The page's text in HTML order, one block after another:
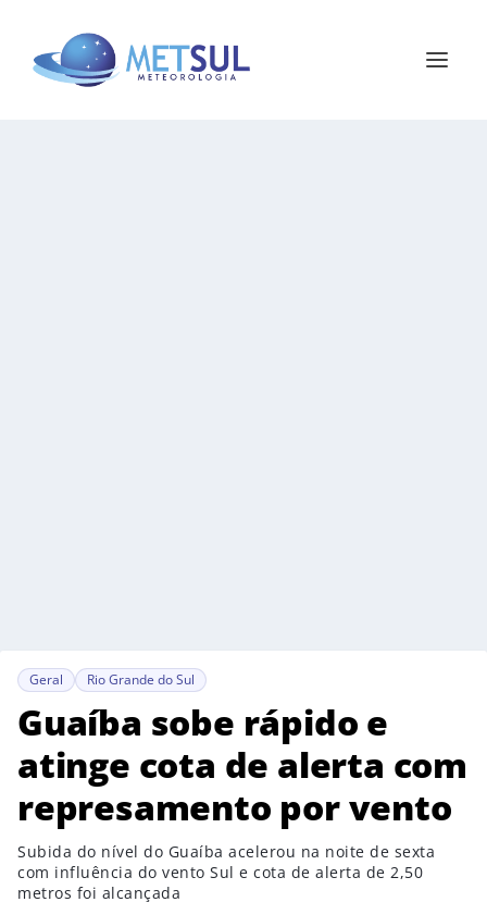
Geral Rio Grande do Sul
Guaíba sobe rápido e
atinge cota de alerta com
represamento por vento
Subida do nível do Guaíba acelerou na noite de sexta
com influência do vento Sul e cota de alerta de 2,50
metros foi alcançada